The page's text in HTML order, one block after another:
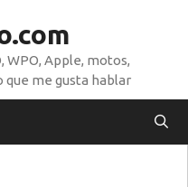
WPO, Apple, motos,
que me gusta hablar